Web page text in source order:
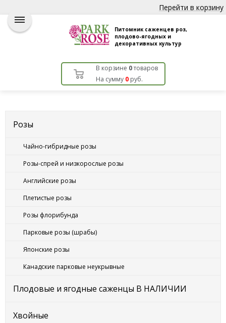
Перейти в корзину
Питомник саженцев роз,
плодово-ягодных и
декоративных культур
В корзине 0товаров
На сумму 0руб.
Розы
Чайно-гибридные розы
Розы-спрей и низкорослые розы
Английские розы
Плетистые розы
Розы флорибунда
Парковые розы (шрабы)
Японские розы
Канадские парковые неукрывные
Плодовые и ягодные саженцы В НАЛИЧИИ
Хвойные